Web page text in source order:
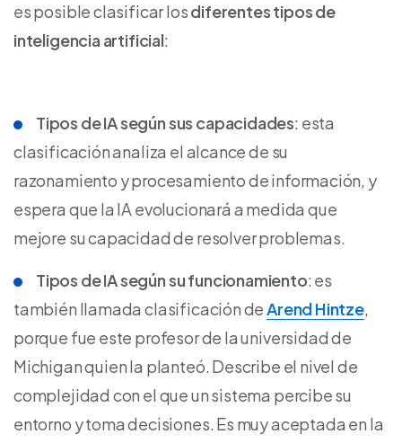
es posible clasificar losdiferentes tipos de
inteligencia artificial:
Tipos de IA según sus capacidades: esta
clasificación analiza el alcance de su
razonamiento y procesamiento de información, y
espera que la IA evolucionará a medida que
mejore su capacidad de resolver problemas.
Tipos de IA según su funcionamiento: es
también llamada clasificación deArend Hintze,
porque fue este profesor de la universidad de
Michigan quien la planteó. Describe el nivel de
complejidad con el que un sistema percibe su
entorno y toma decisiones. Es muy aceptada en la